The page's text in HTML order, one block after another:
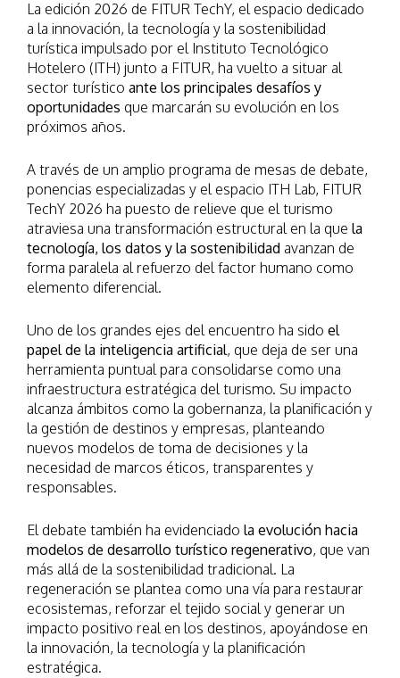
La edición 2026 de FITUR TechY, el espacio dedicado
a la innovación, la tecnología y la sostenibilidad
turística impulsado por el Instituto Tecnológico
Hotelero (ITH) junto a FITUR, ha vuelto a situar al
sector turístico ante los principales desafíos y
oportunidades que marcarán su evolución en los
próximos años.
A través de un amplio programa de mesas de debate,
ponencias especializadas y el espacio ITH Lab, FITUR
TechY 2026 ha puesto de relieve que el turismo
atraviesa una transformación estructural en la que la
tecnología, los datos y la sostenibilidad avanzan de
forma paralela al refuerzo del factor humano como
elemento diferencial.
Uno de los grandes ejes del encuentro ha sido el
papel de la inteligencia artificial, que deja de ser una
herramienta puntual para consolidarse como una
infraestructura estratégica del turismo. Su impacto
alcanza ámbitos como la gobernanza, la planificación y
la gestión de destinos y empresas, planteando
nuevos modelos de toma de decisiones y la
necesidad de marcos éticos, transparentes y
responsables.
El debate también ha evidenciado la evolución hacia
modelos de desarrollo turístico regenerativo, que van
más allá de la sostenibilidad tradicional. La
regeneración se plantea como una vía para restaurar
ecosistemas, reforzar el tejido social y generar un
impacto positivo real en los destinos, apoyándose en
la innovación, la tecnología y la planificación
estratégica.